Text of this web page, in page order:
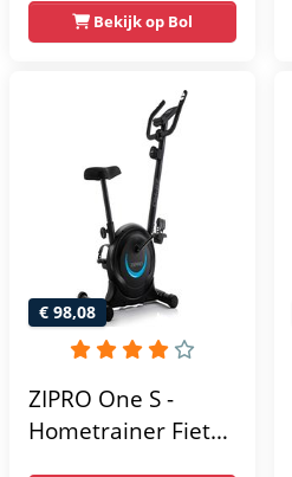
Verstelbaar Zadel -
0-100% weerstand
Hartslagfunctie -
Max 130kg -
Extreem Stil
Bekijk op Bol
€ 98,08
ZIPRO One S -
Hometrainer Fiets -